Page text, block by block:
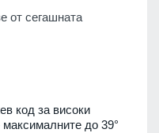
от сегашната
код за високи
до 39°